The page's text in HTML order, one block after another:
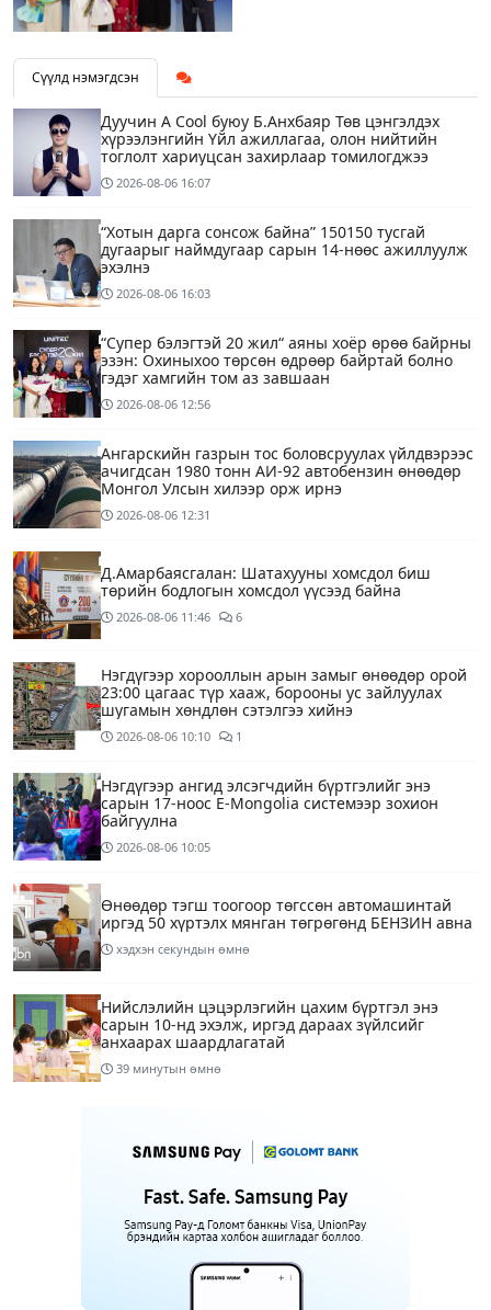
Сүүлд нэмэгдсэн
Дуучин A Cool буюу Б.Анхбаяр Төв цэнгэлдэх
хүрээлэнгийн Үйл ажиллагаа, олон нийтийн
тоглолт хариуцсан захирлаар томилогджээ
2026-08-06 16:07
“Хотын дарга сонсож байна” 150150 тусгай
дугаарыг наймдугаар сарын 14-нөөс ажиллуулж
эхэлнэ
2026-08-06 16:03
“Супер бэлэгтэй 20 жил“ аяны хоёр өрөө байрны
эзэн: Охиныхоо төрсөн өдрөөр байртай болно
гэдэг хамгийн том аз завшаан
2026-08-06 12:56
Ангарскийн газрын тос боловсруулах үйлдвэрээс
ачигдсан 1980 тонн АИ-92 автобензин өнөөдөр
Монгол Улсын хилээр орж ирнэ
2026-08-06 12:31
Д.Амарбаясгалан: Шатахууны хомсдол биш
төрийн бодлогын хомсдол үүсээд байна
2026-08-06 11:46 6
Нэгдүгээр хорооллын арын замыг өнөөдөр орой
23:00 цагаас түр хааж, борооны ус зайлуулах
шугамын хөндлөн сэтэлгээ хийнэ
2026-08-06 10:10 1
Нэгдүгээр ангид элсэгчдийн бүртгэлийг энэ
сарын 17-ноос E-Mongolia системээр зохион
байгуулна
2026-08-06 10:05
Өнөөдөр тэгш тоогоор төгссөн автомашинтай
иргэд 50 хүртэлх мянган төгрөгөнд БЕНЗИН авна
хэдхэн секундын өмнө
Нийслэлийн цэцэрлэгийн цахим бүртгэл энэ
сарын 10-нд эхэлж, иргэд дараах зүйлсийг
анхаарах шаардлагатай
39 минутын өмнө
Улаанбаатарт 28 хэм дулаан
4 цагийн өмнө 1
Татварын өртэй шатахуун импортлогч ААН-
13 цагийн өмнө